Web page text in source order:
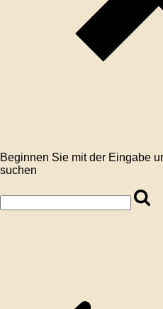
Beginnen Sie mit der Eingabe
suchen